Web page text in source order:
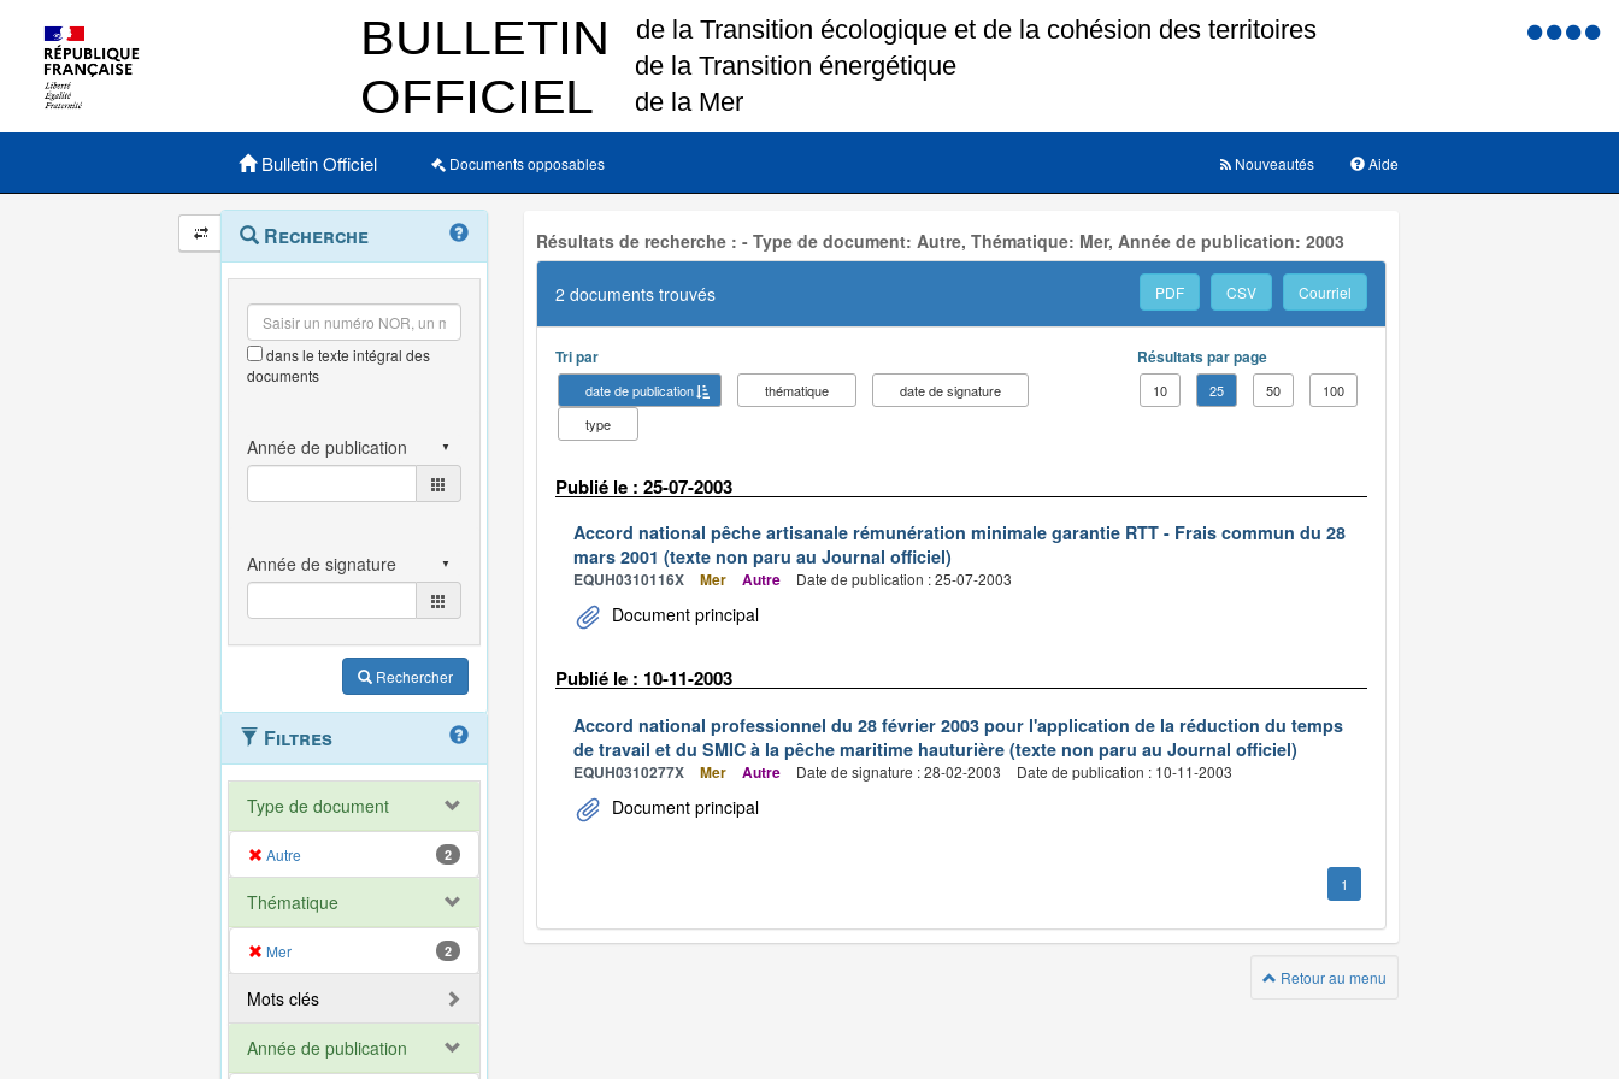
Menu
Menu principal
Bulletin Officiel Documents opposables Aide
Nouveautés
Navigation
et
outils
annexes
Menu
contextuel
Recherche
dans le texte intégral des
documents
Rechercher
Filtres
Type de document
Autre 2
Thématique
Mer 2
Mots clés
Année de publication
Résultats de recherche : - Type de document: Autre, Thématique: Mer, Année de publication: 2003
2 documents trouvés PDF CSV Courriel
Tri par
date de publication thématique
date de signature
type
Résultats par page
10 25 50 100
Publié le : 25-07-2003
Accord national pêche artisanale rémunération minimale garantie RTT - Frais commun du 28
mars 2001 (texte non paru au Journal officiel)
EQUH0310116X Mer Autre Date de publication : 25-07-2003
Document principal
Publié le : 10-11-2003
Accord national professionnel du 28 février 2003 pour l'application de la réduction du temps
de travail et du SMIC à la pêche maritime hauturière (texte non paru au Journal officiel)
EQUH0310277X Mer Autre Date de signature : 28-02-2003 Date de publication : 10-11-2003
Document principal
1
Retour au menu